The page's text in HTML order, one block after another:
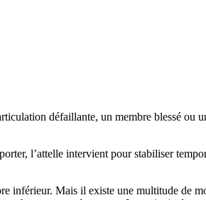
défaillante, un membre blessé ou
l’attelle intervient pour stabiliser
inférieur. Mais il existe une multitude de